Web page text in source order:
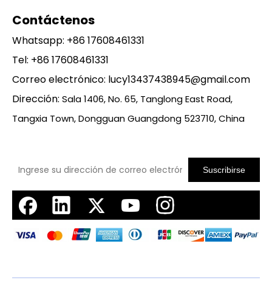
Contáctenos
Whatsapp: +86 17608461331
Tel: +86 17608461331
Correo electrónico: lucy13437438945@gmail.com
Dirección: Sala 1406, No. 65, Tanglong East Road,
Tangxia Town, Dongguan Guangdong 523710, China
Suscribirse